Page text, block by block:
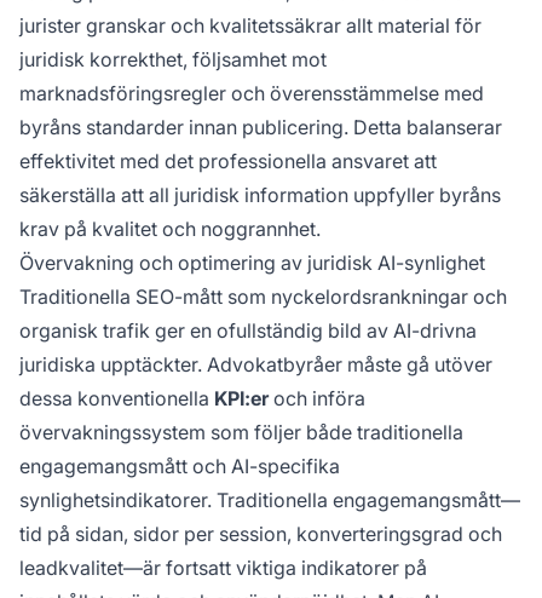
jurister granskar och kvalitetssäkrar allt material för
juridisk korrekthet, följsamhet mot
marknadsföringsregler och överensstämmelse med
byråns standarder innan publicering. Detta balanserar
effektivitet med det professionella ansvaret att
säkerställa att all juridisk information uppfyller byråns
krav på kvalitet och noggrannhet.
Övervakning och optimering av juridisk AI-synlighet
Traditionella SEO-mått som nyckelordsrankningar och
organisk trafik ger en ofullständig bild av AI-drivna
juridiska upptäckter. Advokatbyråer måste gå utöver
dessa konventionella KPI:eroch införa
övervakningssystem som följer både traditionella
engagemangsmått och AI-specifika
synlighetsindikatorer. Traditionella engagemangsmått—
tid på sidan, sidor per session, konverteringsgrad och
leadkvalitet—är fortsatt viktiga indikatorer på